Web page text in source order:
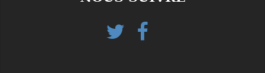
TwitterFacebook